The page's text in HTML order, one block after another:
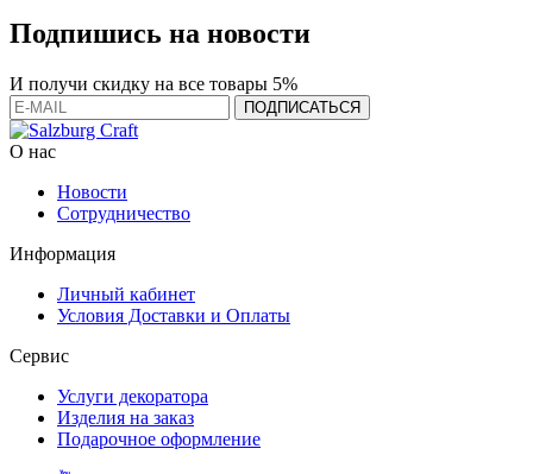
Подпишись на новости
И получи скидку на все товары 5%
О нас
Новости
Сотрудничество
Информация
Личный кабинет
Условия Доставки и Оплаты
Сервис
Услуги декоратора
Изделия на заказ
Подарочное оформление